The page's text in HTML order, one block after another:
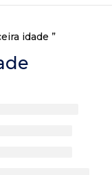
idade ”